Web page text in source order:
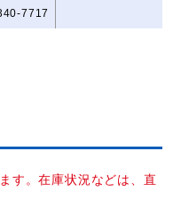
7717
す。在庫状況などは、直